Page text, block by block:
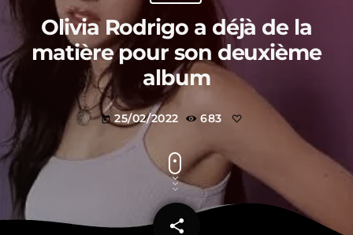
Olivia Rodrigo a déjà de la
matière pour son deuxième
album
today 25/02/2022 683
share
email